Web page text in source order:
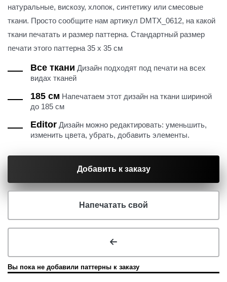
натуральные, вискозу, хлопок, синтетику или смесовые
ткани. Просто сообщите нам артикул DMTX_0612, на какой
ткани печатать и размер паттерна. Стандартный размер
печати этого паттерна 35 х 35 см
Все ткани Дизайн подходят под печати на всех
видах тканей
185 см Напечатаем этот дизайн на ткани шириной
до 185 см
Editor Дизайн можно редактировать: уменьшить,
изменить цвета, убрать, добавить элементы.
Добавить к заказу
Напечатать свой
Вы пока не добавили паттерны к заказу